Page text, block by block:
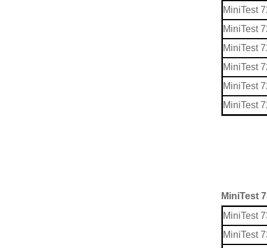
MiniTest
MiniTest
MiniTest
MiniTest
MiniTest
MiniTest
MiniTest
MiniTest
MiniTest